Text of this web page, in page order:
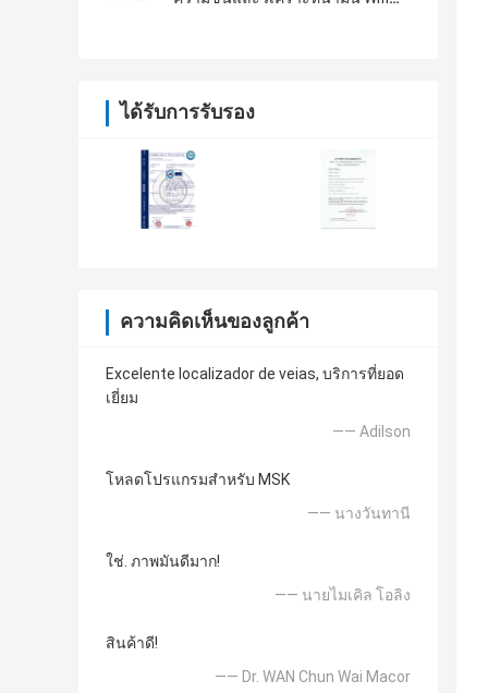
ได้รับการรับรอง
ความคิดเห็นของลูกค้า
Excelente localizador de veias, บริการที่ยอด
เยี่ยม
—— Adilson
โหลดโปรแกรมสำหรับ MSK
—— นางวันทานี
ใช่. ภาพมันดีมาก!
—— นายไมเคิล โอลิง
สินค้าดี!
—— Dr. WAN Chun Wai Macor